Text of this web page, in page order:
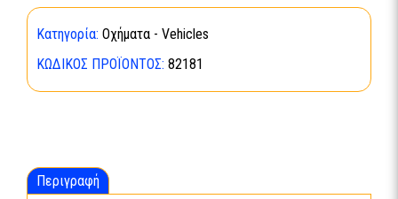
Κατηγορία: Οχήματα - Vehicles
ΚΩΔΙΚΌΣ ΠΡΟΪΌΝΤΟΣ: 82181
Περιγραφή